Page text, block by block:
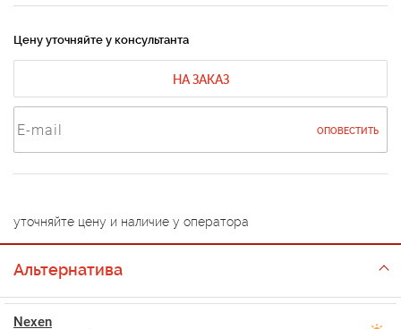
Цену уточняйте у консультанта
НА ЗАКАЗ
ОПОВЕСТИТЬ
уточняйте цену и наличие у оператора
Альтернатива
Nexen